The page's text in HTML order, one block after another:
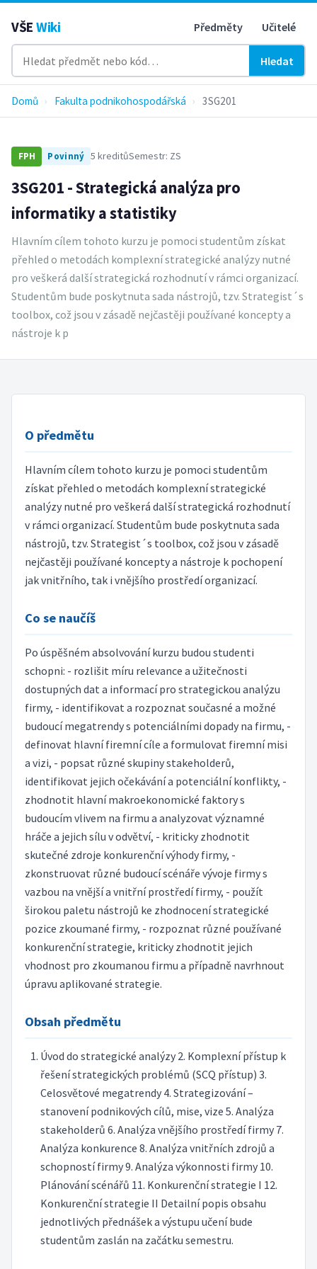
VŠE Wiki Předměty Učitelé
Hledat
Domů › Fakulta podnikohospodářská › 3SG201
FPH Povinný 5 kreditůSemestr: ZS
3SG201 - Strategická analýza pro
informatiky a statistiky
Hlavním cílem tohoto kurzu je pomoci studentům získat
přehled o metodách komplexní strategické analýzy nutné
pro veškerá další strategická rozhodnutí v rámci organizací.
Studentům bude poskytnuta sada nástrojů, tzv. Strategist´s
toolbox, což jsou v zásadě nejčastěji používané koncepty a
nástroje k p
O předmětu
Hlavním cílem tohoto kurzu je pomoci studentům
získat přehled o metodách komplexní strategické
analýzy nutné pro veškerá další strategická rozhodnutí
v rámci organizací. Studentům bude poskytnuta sada
nástrojů, tzv. Strategist´s toolbox, což jsou v zásadě
nejčastěji používané koncepty a nástroje k pochopení
jak vnitřního, tak i vnějšího prostředí organizací.
Co se naučíš
Po úspěšném absolvování kurzu budou studenti
schopni: - rozlišit míru relevance a užitečnosti
dostupných dat a informací pro strategickou analýzu
firmy, - identifikovat a rozpoznat současné a možné
budoucí megatrendy s potenciálními dopady na firmu, -
definovat hlavní firemní cíle a formulovat firemní misi
a vizi, - popsat různé skupiny stakeholderů,
identifikovat jejich očekávání a potenciální konflikty, -
zhodnotit hlavní makroekonomické faktory s
budoucím vlivem na firmu a analyzovat významné
hráče a jejich sílu v odvětví, - kriticky zhodnotit
skutečné zdroje konkurenční výhody firmy, -
zkonstruovat různé budoucí scénáře vývoje firmy s
vazbou na vnější a vnitřní prostředí firmy, - použít
širokou paletu nástrojů ke zhodnocení strategické
pozice zkoumané firmy, - rozpoznat různé používané
konkurenční strategie, kriticky zhodnotit jejich
vhodnost pro zkoumanou firmu a případně navrhnout
úpravu aplikované strategie.
Obsah předmětu
Úvod do strategické analýzy 2. Komplexní přístup k
řešení strategických problémů (SCQ přístup) 3.
Celosvětové megatrendy 4. Strategizování –
stanovení podnikových cílů, mise, vize 5. Analýza
stakeholderů 6. Analýza vnějšího prostředí firmy 7.
Analýza konkurence 8. Analýza vnitřních zdrojů a
schopností firmy 9. Analýza výkonnosti firmy 10.
Plánování scénářů 11. Konkurenční strategie I 12.
Konkurenční strategie II Detailní popis obsahu
jednotlivých přednášek a výstupu učení bude
studentům zaslán na začátku semestru.